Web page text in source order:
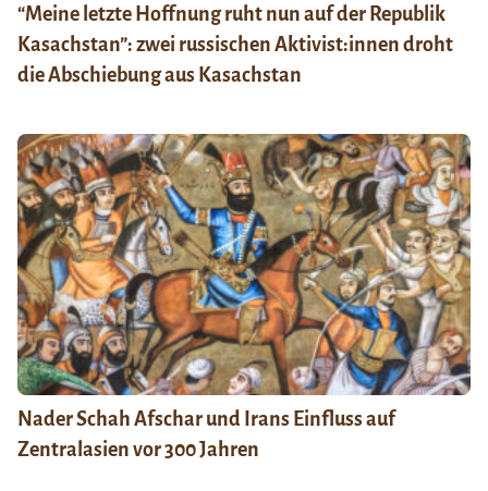
“Meine letzte Hoffnung ruht nun auf der Republik
Kasachstan”: zwei russischen Aktivist:innen droht
die Abschiebung aus Kasachstan
Nader Schah Afschar und Irans Einfluss auf
Zentralasien vor 300 Jahren